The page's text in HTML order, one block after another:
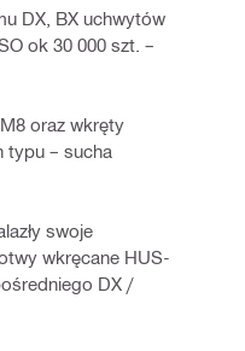
DX, BX uchwytów
ok 30 000 szt. –
oraz wkręty
typu – sucha
swoje
wkręcane HUS-
DX /